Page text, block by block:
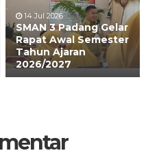
14 Jul 2026
SMAN 3 Padang Gelar
Rapat Awal Semester
Tahun Ajaran
2026/2027